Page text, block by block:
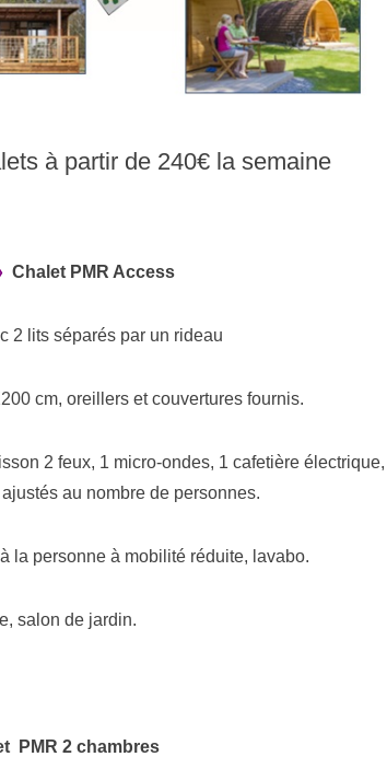
à partir de 240€ la semaine
Chalet PMR Access
2 lits séparés par un rideau
cm, oreillers et couvertures fournis.
2 feux, 1 micro-ondes, 1 cafetière électrique,
au nombre de personnes.
la personne à mobilité réduite, lavabo.
salon de jardin.
PMR 2 chambres